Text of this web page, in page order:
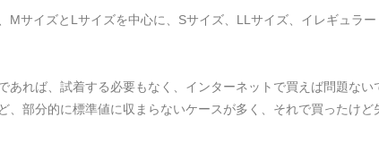
MサイズとLサイズを中心に、Sサイズ、LLサイズ、イレギュラー
あれば、試着する必要もなく、インターネットで買えば問題ない
、部分的に標準値に収まらないケースが多く、それで買ったけど